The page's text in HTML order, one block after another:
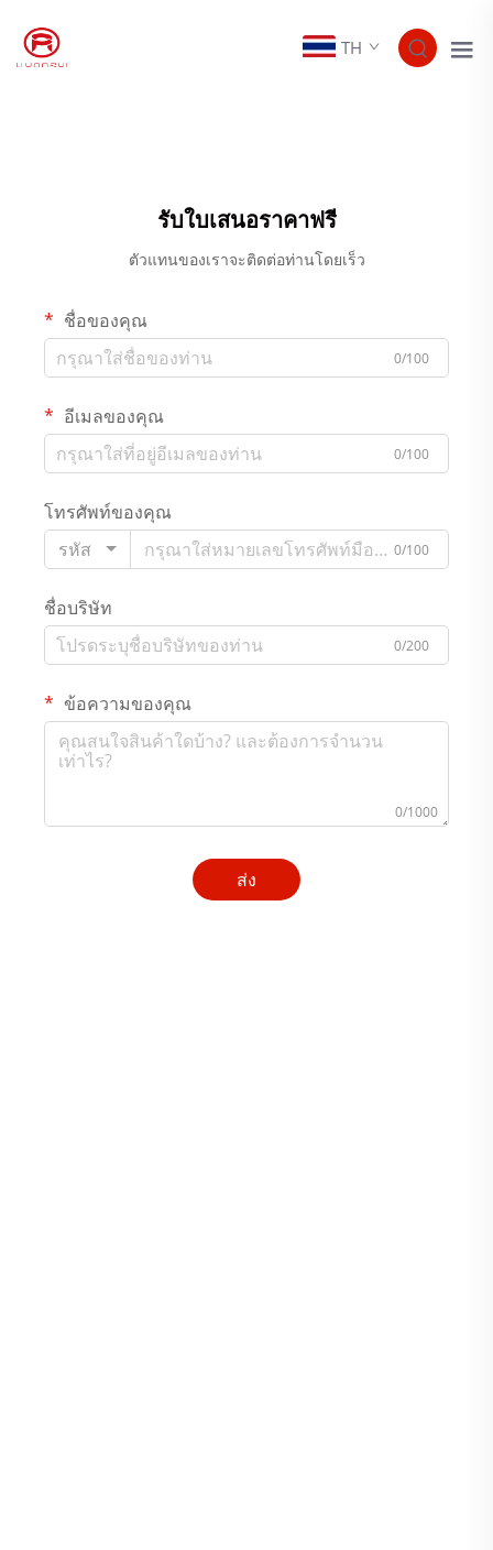
TH
รับใบเสนอราคาฟรี
ตัวแทนของเราจะติดต่อท่านโดยเร็ว
ชื่อของคุณ
0/100
อีเมลของคุณ
0/100
โทรศัพท์ของคุณ
รหัส
0/100
ชื่อบริษัท
0/200
ข้อความของคุณ
0/1000
ส่ง